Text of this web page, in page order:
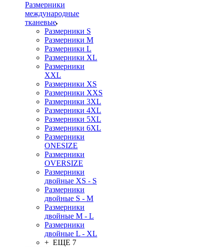
Размерники
международные
тканевые
Размерники S
Размерники M
Размерники L
Размерники XL
Размерники
XXL
Размерники XS
Размерники XXS
Размерники 3XL
Размерники 4XL
Размерники 5XL
Размерники 6XL
Размерники
ONESIZE
Размерники
OVERSIZE
Размерники
двойные XS - S
Размерники
двойные S - M
Размерники
двойные M - L
Размерники
двойные L - XL
+ ЕЩЕ 7